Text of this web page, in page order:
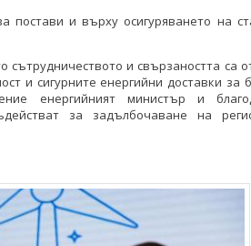
постави и върху осигуряването на
сътрудничеството и свързаността са
и сигурните енергийни доставки за
енергийният министър и
за задълбочаване на